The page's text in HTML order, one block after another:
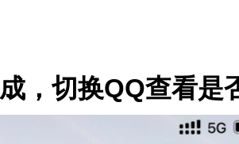
，切换QQ查看是